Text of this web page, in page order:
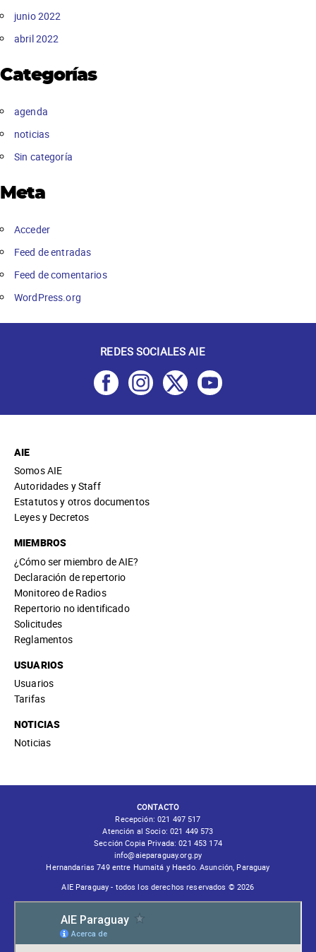
junio 2022
abril 2022
Categorías
agenda
noticias
Sin categoría
Meta
Acceder
Feed de entradas
Feed de comentarios
WordPress.org
REDES SOCIALES AIE
AIE
Somos AIE
Autoridades y Staff
Estatutos y otros documentos
Leyes y Decretos
MIEMBROS
¿Cómo ser miembro de AIE?
Declaración de repertorio
Monitoreo de Radios
Repertorio no identificado
Solicitudes
Reglamentos
USUARIOS
Usuarios
Tarifas
NOTICIAS
Noticias
CONTACTO
Recepción: 021 497 517
Atención al Socio: 021 449 573
Sección Copia Privada: 021 453 174
info@aieparaguay.org.py
Hernandarias 749 entre Humaitá y Haedo. Asunción, Paraguay
AIE Paraguay - todos los derechos reservados © 2026